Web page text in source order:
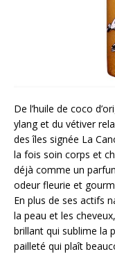
De l’huile de coco
ylang et du vétiver
des îles signée La
la fois soin corps et
déjà comme un
odeur fleurie et
En plus de ses actifs
la peau et les
brillant qui sublime la
pailleté qui plaît